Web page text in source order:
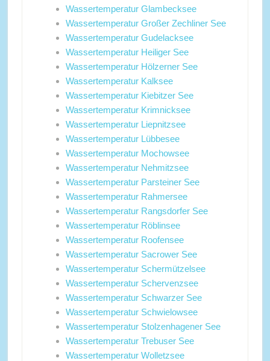
Wassertemperatur Glambecksee
Wassertemperatur Großer Zechliner See
Wassertemperatur Gudelacksee
Wassertemperatur Heiliger See
Wassertemperatur Hölzerner See
Wassertemperatur Kalksee
Wassertemperatur Kiebitzer See
Wassertemperatur Krimnicksee
Wassertemperatur Liepnitzsee
Wassertemperatur Lübbesee
Wassertemperatur Mochowsee
Wassertemperatur Nehmitzsee
Wassertemperatur Parsteiner See
Wassertemperatur Rahmersee
Wassertemperatur Rangsdorfer See
Wassertemperatur Röblinsee
Wassertemperatur Roofensee
Wassertemperatur Sacrower See
Wassertemperatur Schermützelsee
Wassertemperatur Schervenzsee
Wassertemperatur Schwarzer See
Wassertemperatur Schwielowsee
Wassertemperatur Stolzenhagener See
Wassertemperatur Trebuser See
Wassertemperatur Wolletzsee